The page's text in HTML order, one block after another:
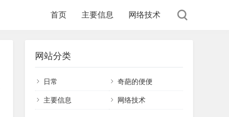
首页 主要信息 网络技术
网站分类
日常 奇葩的便便
主要信息 网络技术